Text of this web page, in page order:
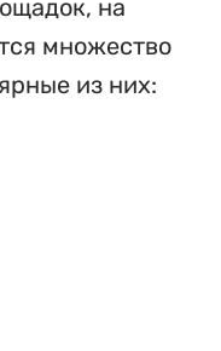
на
множество
из них: